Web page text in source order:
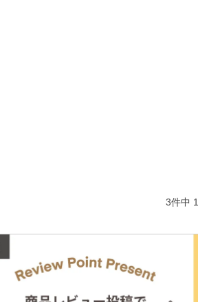
3件中 1